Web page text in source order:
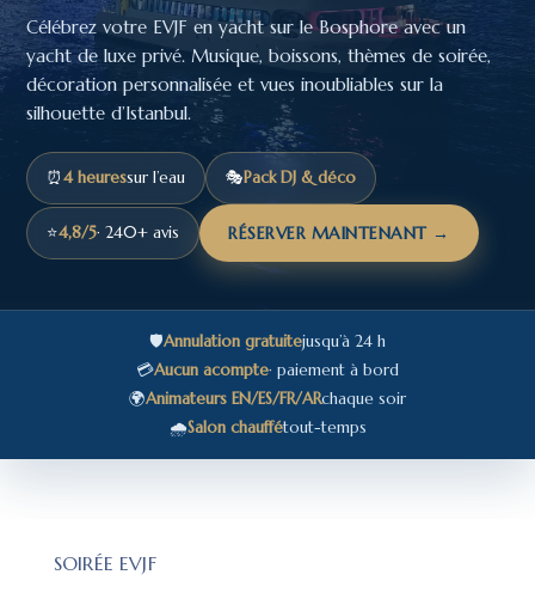
Célébrez votre EVJF en yacht sur le Bosphore avec un
yacht de luxe privé. Musique, boissons, thèmes de soirée,
décoration personnalisée et vues inoubliables sur la
silhouette d’Istanbul.
⏰4 heuressur l’eau 🎭Pack DJ & déco
⭐4,8/5· 240+ avis RÉSERVER MAINTENANT →
🛡️Annulation gratuitejusqu’à 24 h
💳Aucun acompte· paiement à bord
🌍Animateurs EN/ES/FR/ARchaque soir
🌧️Salon chauffétout-temps
SOIRÉE EVJF